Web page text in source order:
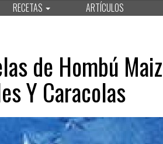
RECETAS ARTÍCULOS
de Hombú
Y Caracolas